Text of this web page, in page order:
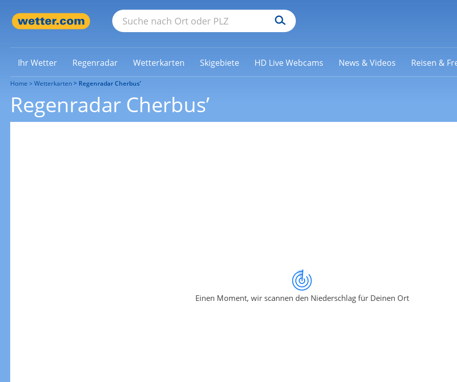
Ihr Wetter Regenradar Wetterkarten Skigebiete HD Live Webcams News & Videos Reisen &
Home Wetterkarten Regenradar Cherbus’
Regenradar Cherbus’
Einen Moment, wir scannen den Niederschlag für Deinen Ort